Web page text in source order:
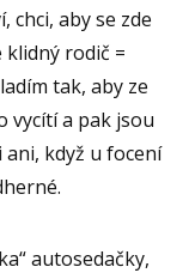
chci, aby se zde
rodič =
tak, aby ze
vycítí a pak jsou
ani, když u focení
autosedačky,